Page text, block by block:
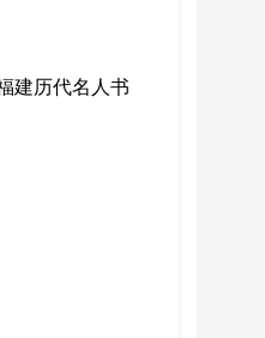
建历代名人书